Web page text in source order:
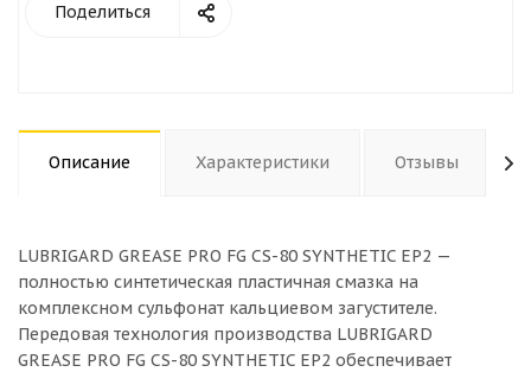
Поделиться
Описание Характеристики Отзывы
LUBRIGARD GREASE PRO FG CS-80 SYNTHETIC EP2 —
полностью синтетическая пластичная смазка на
комплексном сульфонат кальциевом загустителе.
Передовая технология производства LUBRIGARD
GREASE PRO FG CS-80 SYNTHETIC EP2 обеспечивает